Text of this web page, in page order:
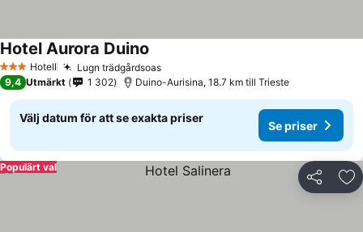
3 StjärnorHotell Lugn trädgårdsoasSe priser
Hotel Aurora Duino
9,4 Utmärkt 1 302 Duino-Aurisina, 18.7 km till Trieste
Välj datum för att se exakta priser
Se priser
Dela
Populärt val